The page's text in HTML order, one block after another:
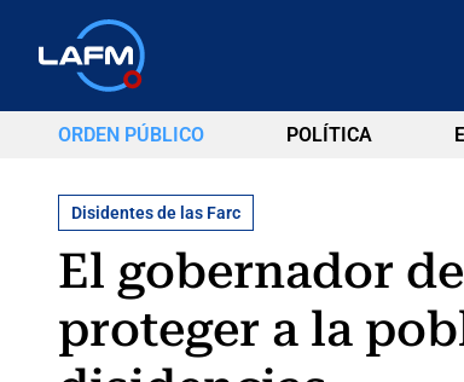
ORDEN PÚBLICO POLÍTICA
Disidentes de las Farc
El gobernador
proteger a la